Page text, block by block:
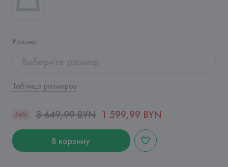
Размер:
Выберите размер
Таблица размеров
56% 3 649,99 BYN 1 599,99 BYN
В корзину